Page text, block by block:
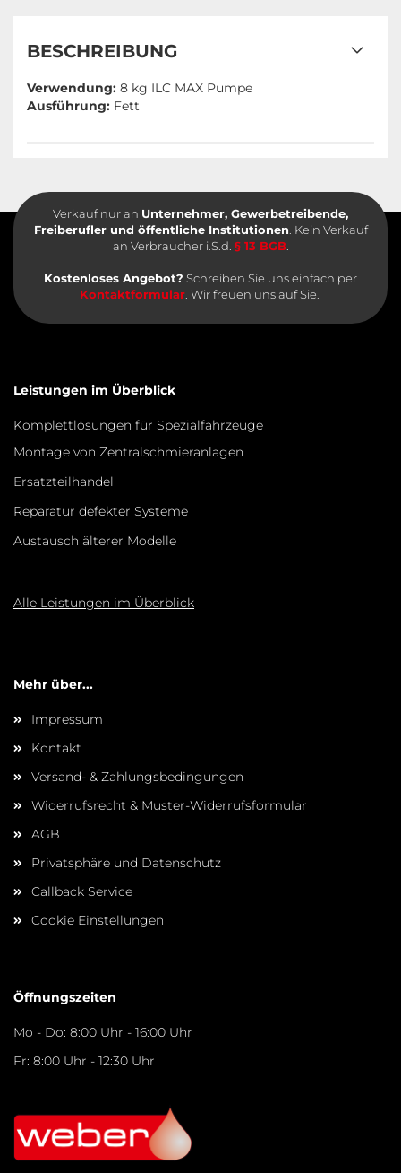
BESCHREIBUNG
Verwendung: 8 kg ILC MAX Pumpe
Ausführung: Fett
Verkauf nur an Unternehmer, Gewerbetreibende,
Freiberufler und öffentliche Institutionen . Kein Verkauf
an Verbraucher i.S.d. § 13 BGB.
Kostenloses Angebot? Schreiben Sie uns einfach per
Kontaktformular. Wir freuen uns auf Sie.
Leistungen im Überblick
Komplettlösungen für Spezialfahrzeuge
Montage von Zentralschmieranlagen
Ersatzteilhandel
Reparatur defekter Systeme
Austausch älterer Modelle
Alle Leistungen im Überblick
Mehr über...
Impressum
Kontakt
Versand- & Zahlungsbedingungen
Widerrufsrecht & Muster-Widerrufsformular
AGB
Privatsphäre und Datenschutz
Callback Service
Cookie Einstellungen
Öffnungszeiten
Mo - Do: 8:00 Uhr - 16:00 Uhr
Fr: 8:00 Uhr - 12:30 Uhr